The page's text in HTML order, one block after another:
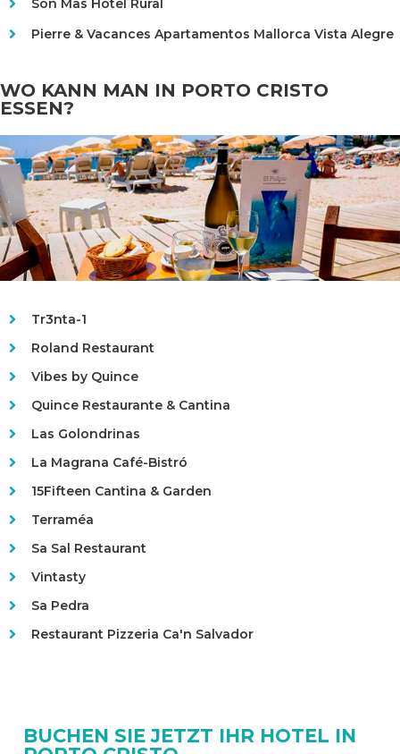
Son Mas Hotel Rural
Pierre & Vacances Apartamentos Mallorca Vista Alegre
WO KANN MAN IN PORTO CRISTO
ESSEN?
Tr3nta-1
Roland Restaurant
Vibes by Quince
Quince Restaurante & Cantina
Las Golondrinas
La Magrana Café-Bistró
15Fifteen Cantina & Garden
Terraméa
Sa Sal Restaurant
Vintasty
Sa Pedra
Restaurant Pizzeria Ca'n Salvador
BUCHEN SIE JETZT IHR HOTEL IN